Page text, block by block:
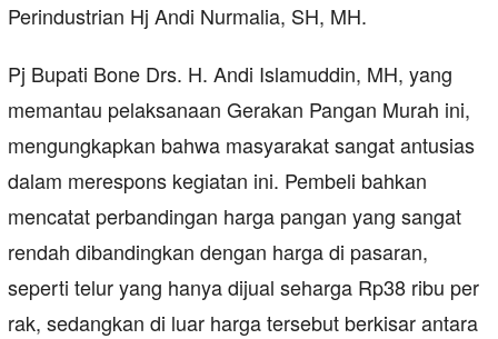
Perindustrian Hj Andi Nurmalia, SH, MH.
Pj Bupati Bone Drs. H. Andi Islamuddin, MH, yang
memantau pelaksanaan Gerakan Pangan Murah ini,
mengungkapkan bahwa masyarakat sangat antusias
dalam merespons kegiatan ini. Pembeli bahkan
mencatat perbandingan harga pangan yang sangat
rendah dibandingkan dengan harga di pasaran,
seperti telur yang hanya dijual seharga Rp38 ribu per
rak, sedangkan di luar harga tersebut berkisar antara